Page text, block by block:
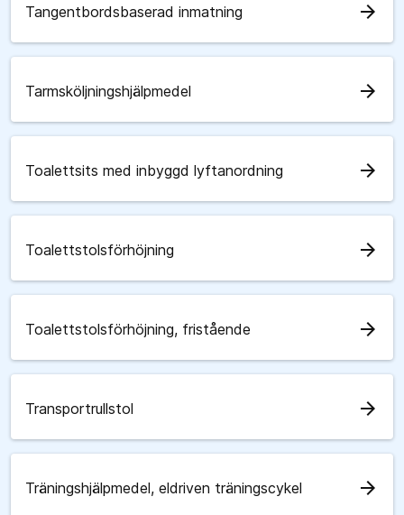
Tangentbordsbaserad inmatning arrow_forward
Tarmsköljningshjälpmedel arrow_forward
Toalettsits med inbyggd lyftanordning arrow_forward
Toalettstolsförhöjning arrow_forward
Toalettstolsförhöjning, fristående arrow_forward
Transportrullstol arrow_forward
Träningshjälpmedel, eldriven träningscykel arrow_forward